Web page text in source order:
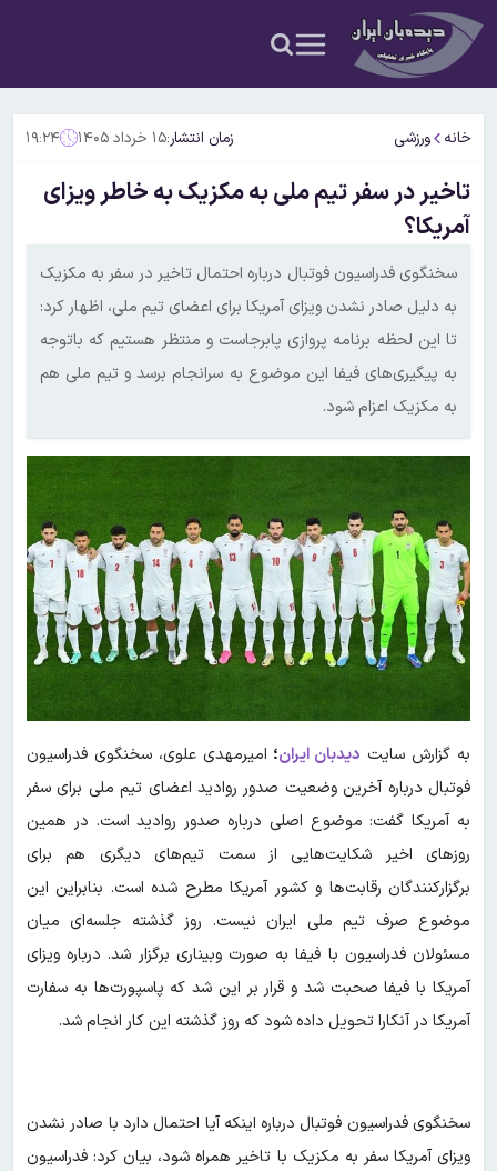
خانه ورزشی زمان انتشار:۱۵ خرداد ۱۴۰۵ ۱۹:۲۴
تاخیر در سفر تیم ملی به مکزیک به خاطر ویزای
آمریکا؟
سخنگوی فدراسیون فوتبال درباره احتمال تاخیر در سفر به مکزیک
به دلیل صادر نشدن ویزای آمریکا برای اعضای تیم ملی، اظهار کرد:
تا این لحظه برنامه پروازی پابرجاست و منتظر هستیم که باتوجه
به پیگیری‌های فیفا این موضوع به سرانجام برسد و تیم ملی هم
به مکزیک اعزام شود.
به گزارش سایت دیدبان ایران؛ امیرمهدی علوی، سخنگوی فدراسیون
فوتبال درباره آخرین وضعیت صدور روادید اعضای تیم ملی برای سفر
به آمریکا گفت: موضوع اصلی درباره صدور روادید است. در همین
روزهای اخیر شکایت‌هایی از سمت تیم‌های دیگری هم برای
برگزارکنندگان رقابت‌ها و کشور آمریکا مطرح شده است. بنابراین این
موضوع صرف تیم ملی ایران نیست. روز گذشته جلسه‌ای میان
مسئولان فدراسیون با فیفا به صورت وبیناری برگزار شد. درباره ویزای
آمریکا با فیفا صحبت شد و قرار بر این شد که پاسپورت‌ها به سفارت
آمریکا در آنکارا تحویل داده شود که روز گذشته این کار انجام شد.
سخنگوی فدراسیون فوتبال درباره اینکه آیا احتمال دارد با صادر نشدن
ویزای آمریکا سفر به مکزیک با تاخیر همراه شود، بیان کرد: فدراسیون